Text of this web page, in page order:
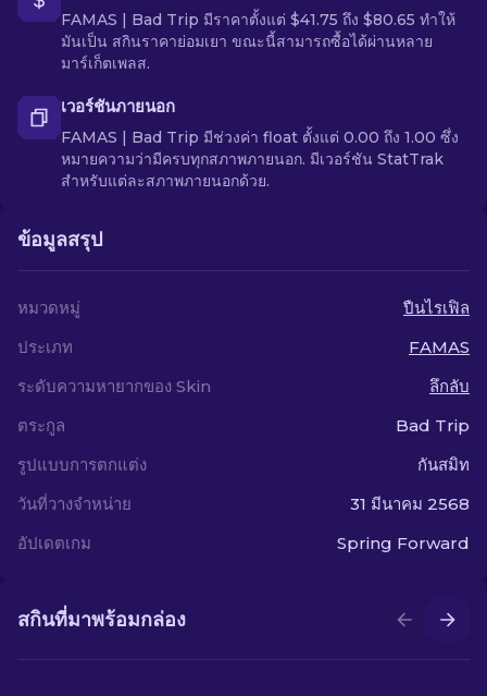
FAMAS | Bad Trip มีราคาตั้งแต่ $41.75 ถึง $80.65 ทำให้
มันเป็น สกินราคาย่อมเยา ขณะนี้สามารถซื้อได้ผ่านหลาย
มาร์เก็ตเพลส.
เวอร์ชันภายนอก
FAMAS | Bad Trip มีช่วงค่า float ตั้งแต่ 0.00 ถึง 1.00 ซึ่ง
หมายความว่ามีครบทุกสภาพภายนอก. มีเวอร์ชัน StatTrak
สำหรับแต่ละสภาพภายนอกด้วย.
ข้อมูลสรุป
หมวดหมู่
ปืนไรเฟิล
ประเภท
FAMAS
ระดับความหายากของ Skin
ลึกลับ
ตระกูล
Bad Trip
รูปแบบการตกแต่ง
กันสมิท
วันที่วางจำหน่าย
31 มีนาคม 2568
อัปเดตเกม
Spring Forward
สกินที่มาพร้อมกล่อง